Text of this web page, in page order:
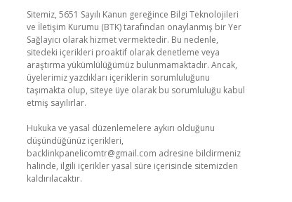
Sitemiz, 5651 Sayılı Kanun gereğince Bilgi Teknolojileri
ve İletişim Kurumu (BTK) tarafından onaylanmış bir Yer
Sağlayıcı olarak hizmet vermektedir. Bu nedenle,
sitedeki içerikleri proaktif olarak denetleme veya
araştırma yükümlülüğümüz bulunmamaktadır. Ancak,
üyelerimiz yazdıkları içeriklerin sorumluluğunu
taşımakta olup, siteye üye olarak bu sorumluluğu kabul
etmiş sayılırlar.
Hukuka ve yasal düzenlemelere aykırı olduğunu
düşündüğünüz içerikleri,
backlinkpanelicomtr@gmail.com adresine bildirmeniz
halinde, ilgili içerikler yasal süre içerisinde sitemizden
kaldırılacaktır.